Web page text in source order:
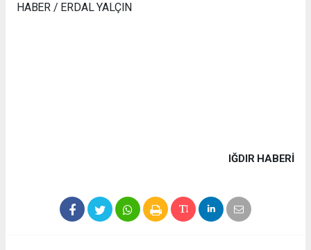
HABER / ERDAL YALÇIN
IĞDIR HABERİ